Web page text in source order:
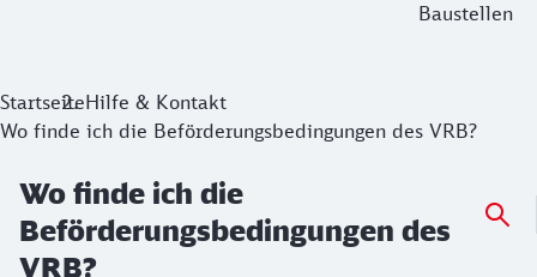
Baustellen
StartseiteHilfe & Kontakt
Wo finde ich die Beförderungsbedingungen des VRB?
Wo finde ich die
Beförderungsbedingungen des
VRB?